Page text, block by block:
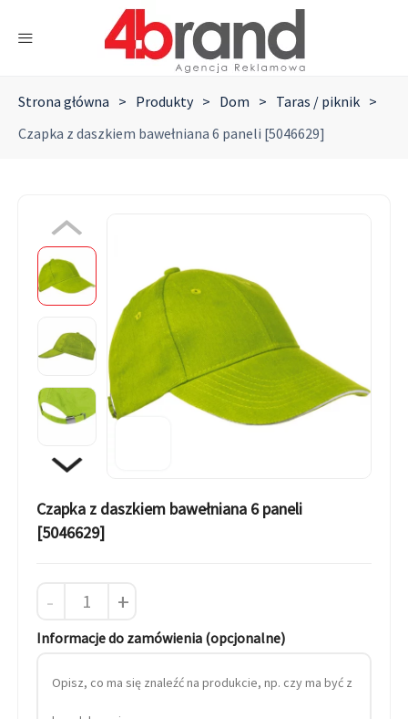
Strona główna > Produkty > Dom > Taras / piknik >
Czapka z daszkiem bawełniana 6 paneli [5046629]
Czapka z daszkiem bawełniana 6 paneli
[5046629]
- +
Informacje do zamówienia (opcjonalne)